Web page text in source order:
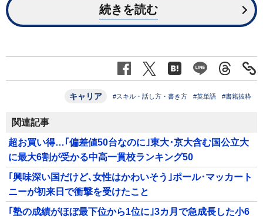
続きを読む
キャリア #スキル・話し方・書き方 #英単語 #書籍抜粋
関連記事
超お買い得…｢偏差値50台なのに｣東大･京大含む国公立大
に最大6割が受かる中高一貫校ランキング50
｢興味深い国だけど､女性はかわいそう｣ポール･マッカート
ニーが初来日で衝撃を受けたこと
｢塾の成績がほぼ最下位から1位に｣3カ月で急成長した小6